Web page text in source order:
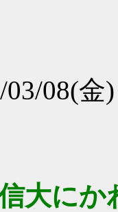
03/08(
大に